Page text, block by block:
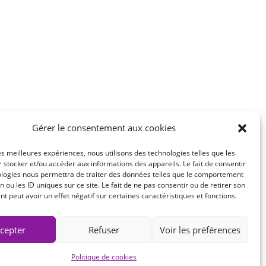
Gérer le consentement aux cookies
meilleures expériences, nous utilisons des technologies telles que les
stocker et/ou accéder aux informations des appareils. Le fait de consentir
nous permettra de traiter des données telles que le comportement
ou les ID uniques sur ce site. Le fait de ne pas consentir ou de retirer son
peut avoir un effet négatif sur certaines caractéristiques et fonctions.
Refuser Voir les préférences
Politique de cookies